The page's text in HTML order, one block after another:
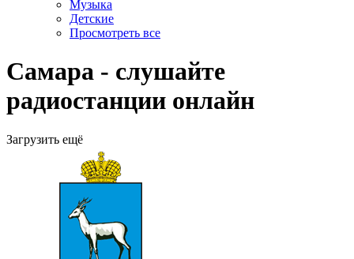
Музыка
Детские
Просмотреть все
Самара - слушайте
радиостанции онлайн
Загрузить ещё